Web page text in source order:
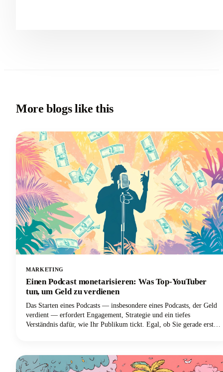
More blogs like this
MARKETING
Einen Podcast monetarisieren: Was Top-YouTuber
tun, um Geld zu verdienen
Das Starten eines Podcasts — insbesondere eines Podcasts, der Geld
verdient — erfordert Engagement, Strategie und ein tiefes
Verständnis dafür, wie Ihr Publikum tickt. Egal, ob Sie gerade erst